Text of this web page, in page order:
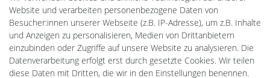
Cardanlight-Shop
Batteriespeicher
PlentiSolar
Gebrauchtlicht
Ledkauf
DEYESOLAR
Website und verarbeiten personenbezogene Daten von
Besucher:innen unserer Webseite (z.B. IP-Adresse), um z.B. Inhalte
und Anzeigen zu personalisieren, Medien von Drittanbietern
einzubinden oder Zugriffe auf unsere Website zu analysieren. Die
Datenverarbeitung erfolgt erst durch gesetzte Cookies. Wir teilen
diese Daten mit Dritten, die wir in den Einstellungen benennen.